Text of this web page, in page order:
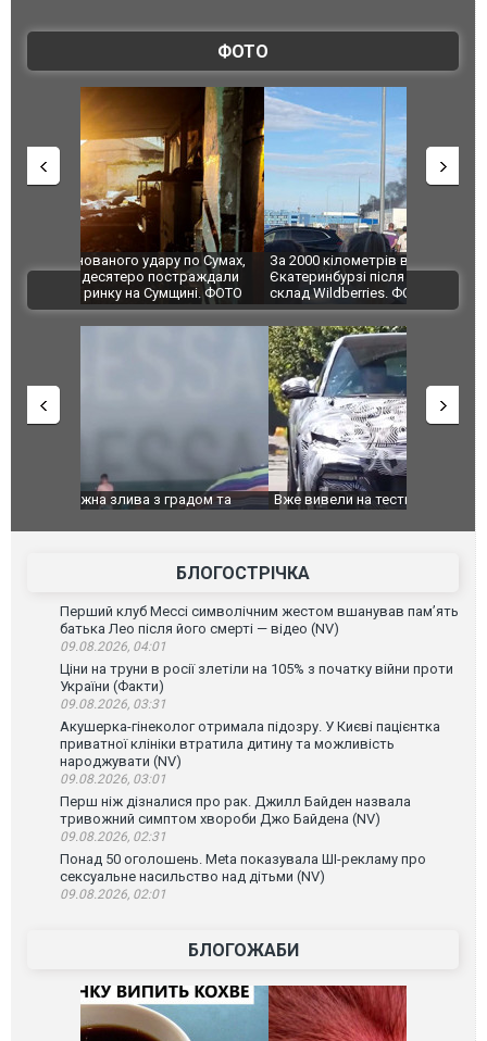
ФОТО
За 2000 кілометрів від кордону з Україною: в
Єкатеринбурзі після атаки дронів загорівся
склад Wildberries. ФОТО. ВІДЕО
"Мої
ВІДЕО
Вже вивели на тести: Ferrari готує оновлення
Вийшов
фільму
БЛОГОСТРІЧКА
Перший клуб Мессі символічним жестом вшанував пам’ять
батька Лео після його смерті — відео (NV)
09.08.2026, 04:01
Ціни на труни в росії злетіли на 105% з початку війни проти
України (Факти)
09.08.2026, 03:31
Акушерка-гінеколог отримала підозру. У Києві пацієнтка
приватної клініки втратила дитину та можливість
народжувати (NV)
09.08.2026, 03:01
Перш ніж дізналися про рак. Джилл Байден назвала
тривожний симптом хвороби Джо Байдена (NV)
09.08.2026, 02:31
Понад 50 оголошень. Meta показувала ШІ-рекламу про
сексуальне насильство над дітьми (NV)
09.08.2026, 02:01
БЛОГОЖАБИ